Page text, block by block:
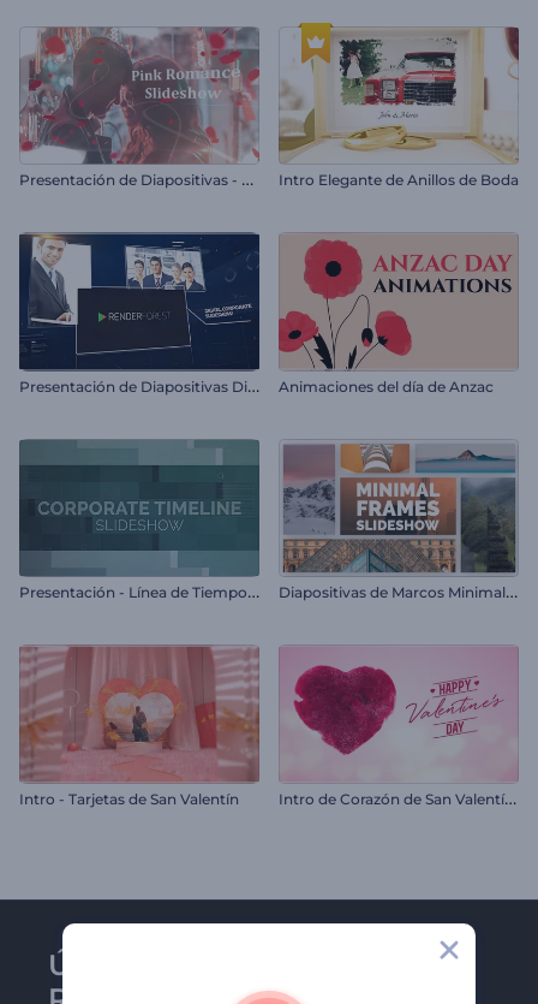
P
resentación de Diapositivas - Rosa Romántica Intro Elegante de Anillos de Boda
P
resentación de Diapositivas Digital Corporativa Animaciones del día de Anzac
P
resentación - Línea de Tiempo Corporativa D
iapositivas de Marcos Minimalistas
Intro - Tarjetas de San Valentín I
ntro de Corazón de San Valentín con Humo
Únase al boletín de